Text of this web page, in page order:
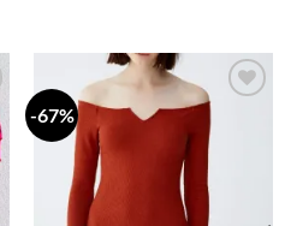
-67%